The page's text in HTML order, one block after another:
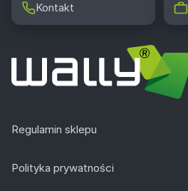
Kontakt
Regulamin sklepu
Polityka prywatności